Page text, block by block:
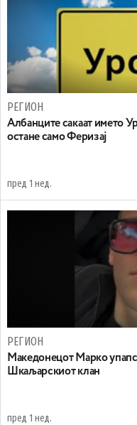
РЕГИОН
Aлбанците сакаат името
остане само Феризај
пред 1 нед.
РЕГИОН
Maкедонецот Марко
Шкаљарскиот клан
пред 1 нед.